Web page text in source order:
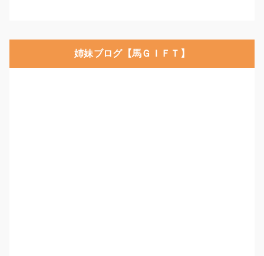
姉妹ブログ【馬ＧＩＦＴ】